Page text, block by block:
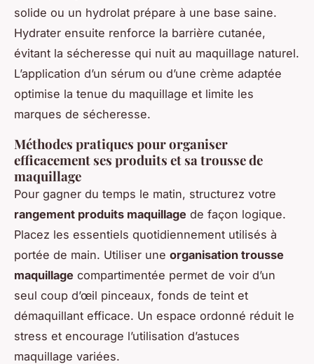
solide ou un hydrolat prépare à une base saine.
Hydrater ensuite renforce la barrière cutanée,
évitant la sécheresse qui nuit au maquillage naturel.
L’application d’un sérum ou d’une crème adaptée
optimise la tenue du maquillage et limite les
marques de sécheresse.
Méthodes pratiques pour organiser
efficacement ses produits et sa trousse de
maquillage
Pour gagner du temps le matin, structurez votre
rangement produits maquillage de façon logique.
Placez les essentiels quotidiennement utilisés à
portée de main. Utiliser une organisation trousse
maquillage compartimentée permet de voir d’un
seul coup d’œil pinceaux, fonds de teint et
démaquillant efficace. Un espace ordonné réduit le
stress et encourage l’utilisation d’astuces
maquillage variées.